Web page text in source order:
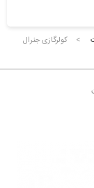
>
کولرگازی جنرال